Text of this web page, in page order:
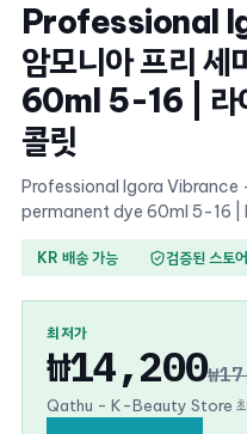
Professional
암모니아 프리 세
60ml 5-16 | 라
콜릿
Professional Igora
permanent dye 60ml 5-16 |
KR 배송 가능 검증된 스토어
최저가
₩14,200
Qathu - K-Beauty Store